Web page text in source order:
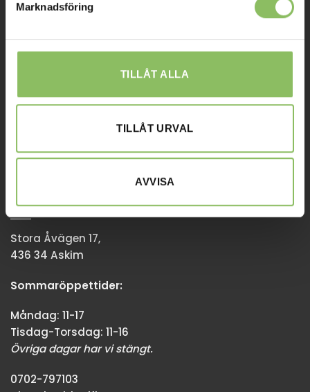
Marknadsföring
TILLÅT ALLA
TILLÅT URVAL
AVVISA
Sommaröppettider:
Övriga dagar har vi stängt.
info@baddsofflagret.se
GÖTEBORG
Stora Åvägen 17,
436 34 Askim
Sommaröppettider:
Måndag: 11-17
Tisdag-Torsdag: 11-16
Övriga dagar har vi stängt.
0702-797103